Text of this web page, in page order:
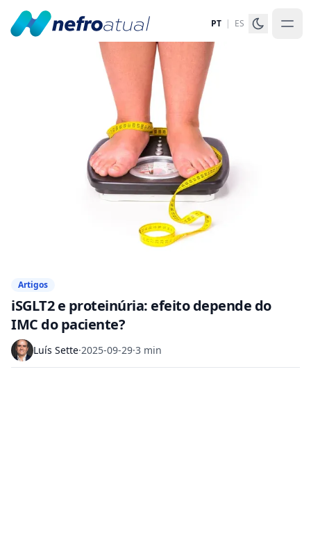
PT | ES
Artigos
iSGLT2 e proteinúria: efeito depende do
IMC do paciente?
Luís Sette·2025-09-29·3 min